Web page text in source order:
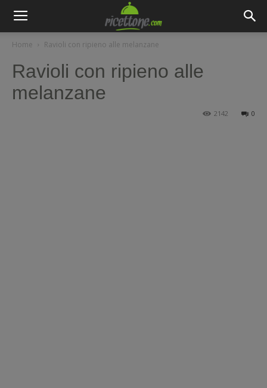
Home Ravioli con ripieno alle melanzane
Ravioli con ripieno alle
melanzane
0
2142